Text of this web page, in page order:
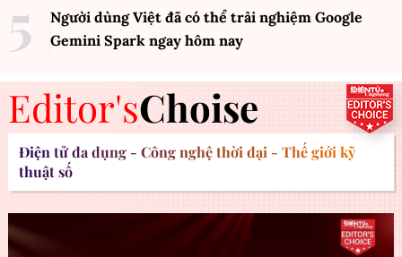
Người dùng Việt đã có thể trải nghiệm Google
Gemini Spark ngay hôm nay
Editor'sChoise
Điện tử đa dụng - Công nghệ thời đại - Thế giới kỹ
thuật số